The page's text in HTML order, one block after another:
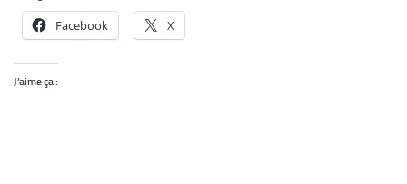
Facebook X
J’aime ça :